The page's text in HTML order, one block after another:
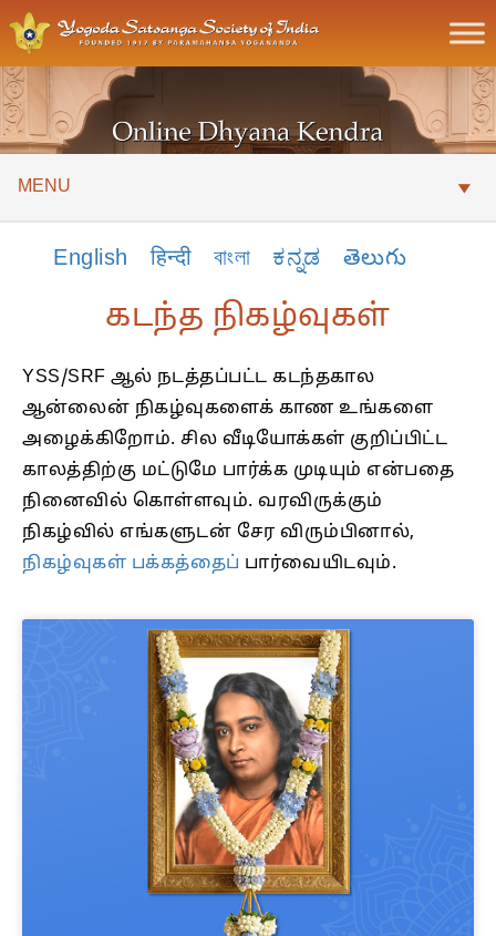
MENU
English हिन्दी বাংলা ಕನ್ನಡ తెలుగు
கடந்த நிகழ்வுகள்
YSS/SRF ஆல் நடத்தப்பட்ட கடந்தகால
ஆன்லைன் நிகழ்வுகளைக் காண உங்களை
அழைக்கிறோம். சில வீடியோக்கள் குறிப்பிட்ட
காலத்திற்கு மட்டுமே பார்க்க முடியும் என்பதை
நினைவில் கொள்ளவும். வரவிருக்கும்
நிகழ்வில் எங்களுடன் சேர விரும்பினால்,
நிகழ்வுகள் பக்கத்தைப் பார்வையிடவும்.